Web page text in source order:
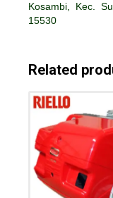
Kosambi, Kec.
15530
Related